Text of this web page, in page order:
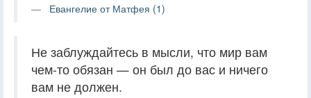
Евангелие от Матфея (1)
Не заблуждайтесь в мысли, что мир вам
чем-то обязан — он был до вас и ничего
вам не должен.